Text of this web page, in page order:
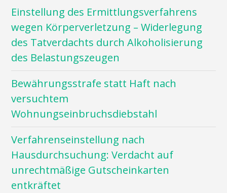
Einstellung des Ermittlungsverfahrens
wegen Körperverletzung – Widerlegung
des Tatverdachts durch Alkoholisierung
des Belastungszeugen
Bewährungsstrafe statt Haft nach
versuchtem
Wohnungseinbruchsdiebstahl
Verfahrenseinstellung nach
Hausdurchsuchung: Verdacht auf
unrechtmäßige Gutscheinkarten
entkräftet